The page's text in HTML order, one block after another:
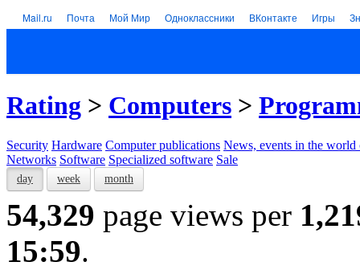
Mail.ru Почта Мой Мир Одноклассники ВКонтакте Игры
Rating > Computers >
Security Hardware Computer publications News, events in the world
Networks Software Specialized software Sale
day week month
54,329 page views per
15:59.